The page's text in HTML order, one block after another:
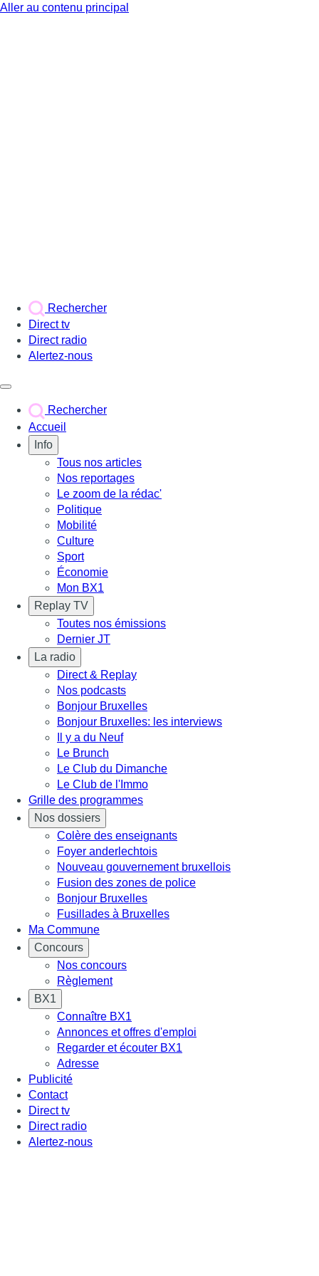
Aller au contenu principal
Rechercher
Direct tv
Direct radio
Alertez-nous
Rechercher
Accueil
Info
Tous nos articles
Nos reportages
Le zoom de la rédac'
Politique
Mobilité
Culture
Sport
Économie
Mon BX1
Replay TV
Toutes nos émissions
Dernier JT
La radio
Direct & Replay
Nos podcasts
Bonjour Bruxelles
Bonjour Bruxelles: les interviews
Il y a du Neuf
Le Brunch
Le Club du Dimanche
Le Club de l'Immo
Grille des programmes
Nos dossiers
Colère des enseignants
Foyer anderlechtois
Nouveau gouvernement bruxellois
Fusion des zones de police
Bonjour Bruxelles
Fusillades à Bruxelles
Ma Commune
Concours
Nos concours
Règlement
BX1
Connaître BX1
Annonces et offres d'emploi
Regarder et écouter BX1
Adresse
Publicité
Contact
Direct tv
Direct radio
Alertez-nous